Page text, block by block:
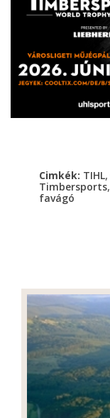
Cimkék: TIHL,
Timbersports,
favágó